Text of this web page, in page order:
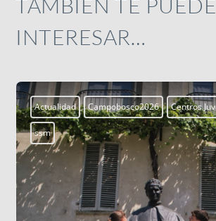
TAMBIÉN TE PUEDE
INTERESAR…
Aprendiendo a vivir Blogs